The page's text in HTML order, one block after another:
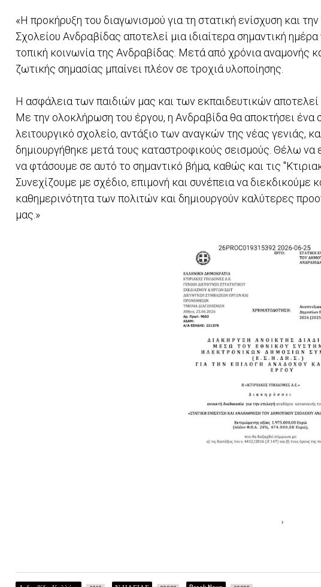
«Η προκήρυξη του διαγωνισμού για τη στατική ενίσχυση και
Σχολείου Ανδραβίδας αποτελεί μια ιδιαίτερα σημαντική
τοπική κοινωνία της Ανδραβίδας. Μετά από χρόνια αναμονής
ζωτικής σημασίας μπαίνει πλέον σε τροχιά υλοποίησης.
Η ασφάλεια των παιδιών μας και των εκπαιδευτικών
Με την ολοκλήρωση του έργου, η Ανδραβίδα θα αποκτήσει ένα
λειτουργικό σχολείο, αντάξιο των αναγκών της νέας γενιάς,
δημιουργήθηκε μετά τους καταστροφικούς σεισμούς. Θέλω
να φτάσουμε σε αυτό το σημαντικό βήμα, καθώς και τις
Συνεχίζουμε με σχέδιο, επιμονή και συνέπεια να διεκδικούμε
καθημερινότητα των πολιτών και δημιουργούν καλύτερες
μας.»